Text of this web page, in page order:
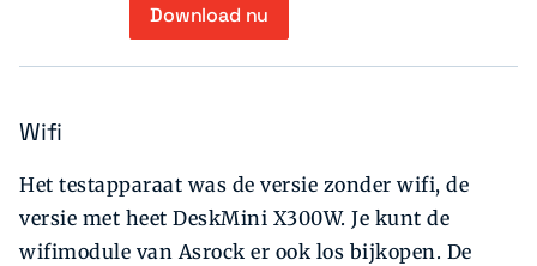
Download nu
Wifi
Het testapparaat was de versie zonder wifi, de
versie met heet DeskMini X300W. Je kunt de
wifimodule van Asrock er ook los bijkopen. De